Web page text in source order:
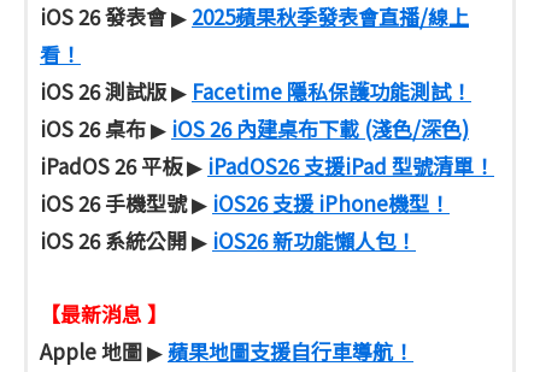
iOS 26 發表會▶ 2025蘋果秋季發表會直播/線上
看！
iOS 26 測試版▶ Facetime 隱私保護功能測試！
iOS 26 桌布▶ iOS 26 內建桌布下載 (淺色/深色)
iPadOS 26 平板▶ iPadOS26 支援iPad 型號清單！
iOS 26 手機型號▶ iOS26 支援 iPhone機型！
iOS 26 系統公開▶ iOS26 新功能懶人包！
【最新消息 】
Apple 地圖▶蘋果地圖支援自行車導航！